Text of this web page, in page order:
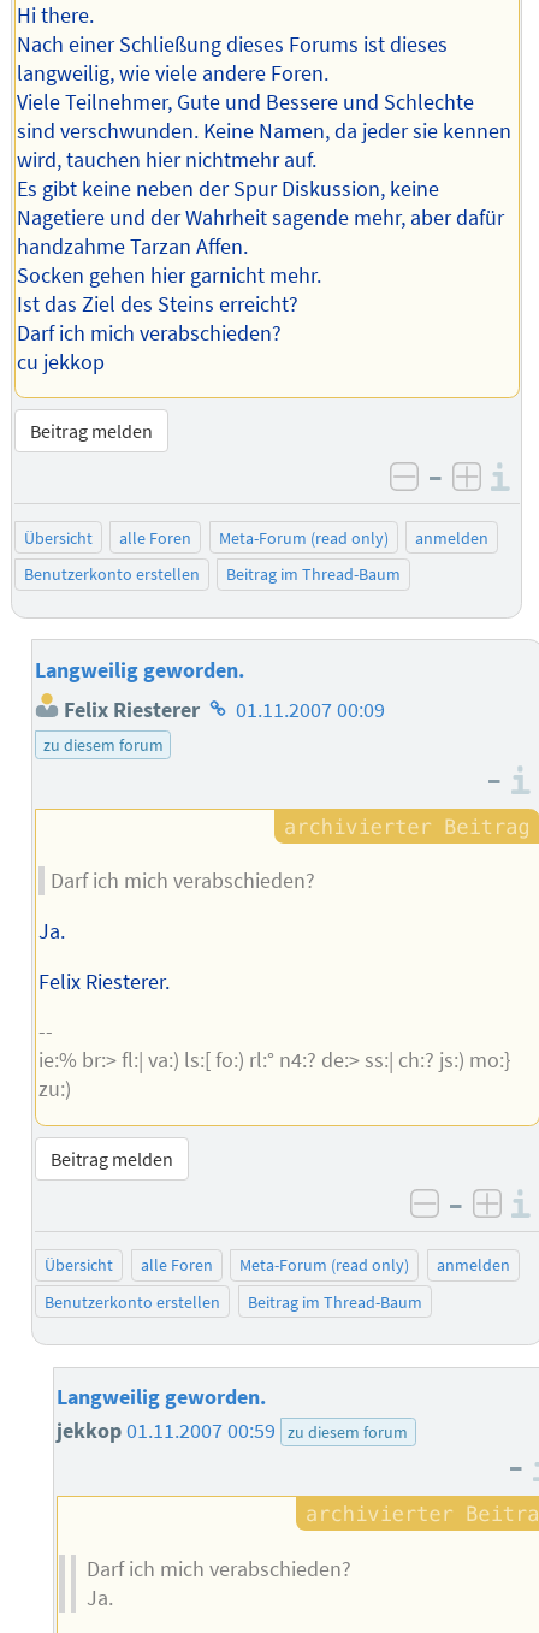
Hi there.
Nach einer Schließung dieses Forums ist dieses
langweilig, wie viele andere Foren.
Viele Teilnehmer, Gute und Bessere und Schlechte
sind verschwunden. Keine Namen, da jeder sie kennen
wird, tauchen hier nichtmehr auf.
Es gibt keine neben der Spur Diskussion, keine
Nagetiere und der Wahrheit sagende mehr, aber dafür
handzahme Tarzan Affen.
Socken gehen hier garnicht mehr.
Ist das Ziel des Steins erreicht?
Darf ich mich verabschieden?
cu jekkop
Beitrag melden
negativ
–
Übersicht alle Foren Meta-Forum (read only)
anmelden
Benutzerkonto erstellen
Beitrag im Thread-Baum
Langweilig geworden.
Felix Riesterer Homepage
01.11.2007 00:09
zu diesem forum
–
Darf ich mich verabschieden?
Ja.
Felix Riesterer.
--
ie:% br:> fl:| va:) ls:[ fo:) rl:° n4:? de:> ss:| ch:? js:) mo:}
zu:)
Beitrag melden
negativ
–
Übersicht alle Foren Meta-Forum (read only)
anmelden
Benutzerkonto erstellen
Beitrag im Thread-Baum
Langweilig geworden.
jekkop01.11.2007 00:59 zu diesem forum
–
Darf ich mich verabschieden?
Ja.